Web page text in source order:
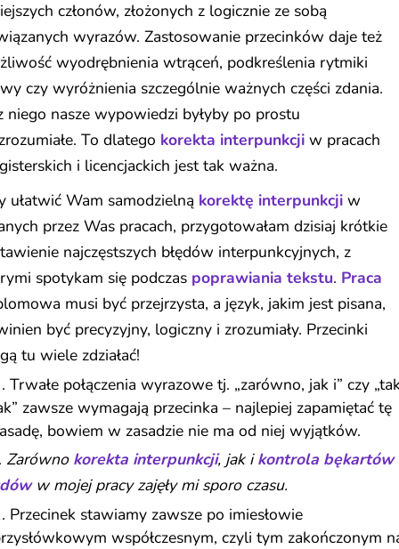
członów, złożonych z logicznie ze sobą
wyrazów. Zastosowanie przecinków daje też
wyodrębnienia wtrąceń, podkreślenia rytmiki
czy wyróżnienia szczególnie ważnych części zdania.
niego nasze wypowiedzi byłyby po prostu
To dlatego korekta interpunkcji w pracach
i licencjackich jest tak ważna.
ułatwić Wam samodzielną korektę interpunkcji w
przez Was pracach, przygotowałam dzisiaj krótkie
najczęstszych błędów interpunkcyjnych, z
spotykam się podczas poprawiania tekstu. Praca
musi być przejrzysta, a język, jakim jest pisana,
być precyzyjny, logiczny i zrozumiały. Przecinki
tu wiele zdziałać!
Trwałe połączenia wyrazowe tj. „zarówno, jak i” czy
zawsze wymagają przecinka – najlepiej zapamiętać tę
bowiem w zasadzie nie ma od niej wyjątków.
Zarówno korekta interpunkcji, jak ikontrola bękartów
w mojej pracy zajęły mi sporo czasu.
Przecinek stawiamy zawsze po imiesłowie
współczesnym, czyli tym zakończonym